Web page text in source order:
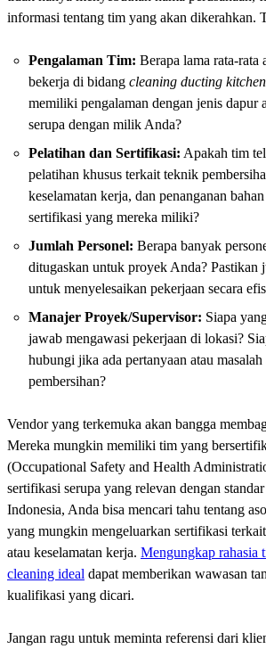
informasi tentang tim yang akan dikerahkan.
Pengalaman Tim: Berapa lama rata-rata
bekerja di bidang cleaning ducting kitchen
memiliki pengalaman dengan jenis dapur
serupa dengan milik Anda?
Pelatihan dan Sertifikasi: Apakah tim
pelatihan khusus terkait teknik
keselamatan kerja, dan penanganan
sertifikasi yang mereka miliki?
Jumlah Personel: Berapa banyak
ditugaskan untuk proyek Anda? Pastikan
untuk menyelesaikan pekerjaan secara
Manajer Proyek/Supervisor: Siapa
jawab mengawasi pekerjaan di lokasi?
hubungi jika ada pertanyaan atau masalah
pembersihan?
Vendor yang terkemuka akan bangga
Mereka mungkin memiliki tim yang
(Occupational Safety and Health
sertifikasi serupa yang relevan dengan
Indonesia, Anda bisa mencari tahu tentang
yang mungkin mengeluarkan sertifikasi
atau keselamatan kerja. Mengungkap rahasia
cleaning ideal dapat memberikan wawasan
kualifikasi yang dicari.
Jangan ragu untuk meminta referensi dari